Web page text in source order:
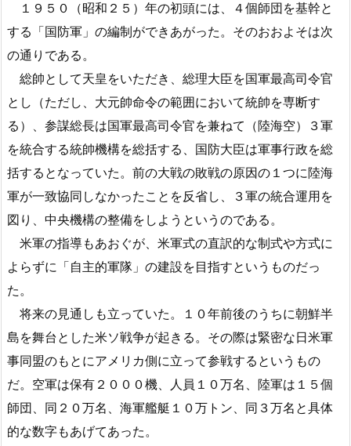
１９５０（昭和２５）年の初頭には、４個師団を基幹と
する「国防軍」の編制ができあがった。そのおおよそは次
の通りである。
総帥として天皇をいただき、総理大臣を国軍最高司令官
とし（ただし、大元帥命令の範囲において統帥を専断す
る）、参謀総長は国軍最高司令官を兼ねて（陸海空）３軍
を統合する統帥機構を総括する、国防大臣は軍事行政を総
括するとなっていた。前の大戦の敗戦の原因の１つに陸海
軍が一致協同しなかったことを反省し、３軍の統合運用を
図り、中央機構の整備をしようというのである。
米軍の指導もあおぐが、米軍式の直訳的な制式や方式に
よらずに「自主的軍隊」の建設を目指すというものだっ
た。
将来の見通しも立っていた。１０年前後のうちに朝鮮半
島を舞台とした米ソ戦争が起きる。その際は緊密な日米軍
事同盟のもとにアメリカ側に立って参戦するというもの
だ。空軍は保有２０００機、人員１０万名、陸軍は１５個
師団、同２０万名、海軍艦艇１０万トン、同３万名と具体
的な数字もあげてあった。